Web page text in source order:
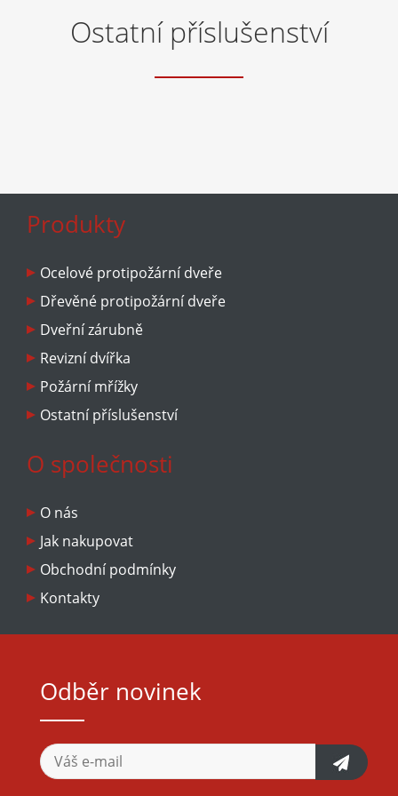
Ostatní příslušenství
Produkty
Ocelové protipožární dveře
Dřevěné protipožární dveře
Dveřní zárubně
Revizní dvířka
Požární mřížky
Ostatní příslušenství
O společnosti
O nás
Jak nakupovat
Obchodní podmínky
Kontakty
Odběr novinek